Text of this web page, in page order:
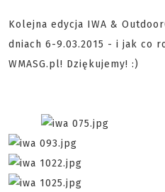
Kolejna edycja IWA &
dniach 6-9.03.2015 - i jak co
WMASG.pl! Dziękujemy! :)